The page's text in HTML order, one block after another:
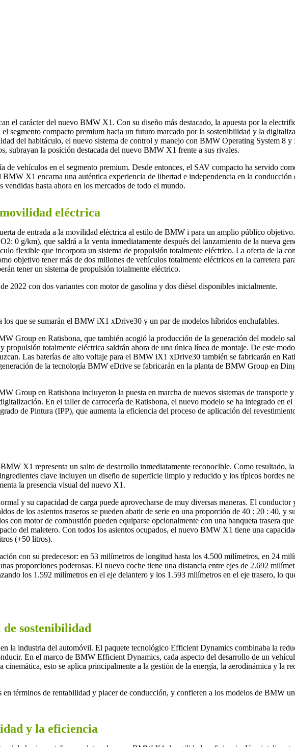
el carácter del nuevo BMW X1. Con su diseño más destacado, la apuesta por la
segmento compacto premium hacia un futuro marcado por la sostenibilidad y la
del habitáculo, el nuevo sistema de control y manejo con BMW Operating System 8
subrayan la posición destacada del nuevo BMW X1 frente a sus rivales.
vehículos en el segmento premium. Desde entonces, el SAV compacto ha servido
X1 encarna una auténtica experiencia de libertad e independencia en la conducción
hasta ahora en los mercados de todo el mundo.
eléctrica
de entrada a la movilidad eléctrica al estilo de BMW i para un amplio público
0 g/km), que saldrá a la venta inmediatamente después del lanzamiento de la nueva
flexible que incorpora un sistema de propulsión totalmente eléctrico. La oferta de la
objetivo tener más de dos millones de vehículos totalmente eléctricos en la carretera
tener un sistema de propulsión totalmente eléctrico.
2022 con dos variantes con motor de gasolina y dos diésel disponibles inicialmente.
los que se sumarán el BMW iX1 xDrive30 y un par de modelos híbridos enchufables.
Group en Ratisbona, que también acogió la producción de la generación del modelo
totalmente eléctrica saldrán ahora de una única línea de montaje. De este
Las baterías de alto voltaje para el BMW iX1 xDrive30 también se fabricarán en
de la tecnología BMW eDrive se fabricarán en la planta de BMW Group en
Group en Ratisbona incluyeron la puesta en marcha de nuevos sistemas de transporte
En el taller de carrocería de Ratisbona, el nuevo modelo se ha integrado en
de Pintura (IPP), que aumenta la eficiencia del proceso de aplicación del
X1 representa un salto de desarrollo inmediatamente reconocible. Como resultado,
clave incluyen un diseño de superficie limpio y reducido y los típicos bordes
la presencia visual del nuevo X1.
y su capacidad de carga puede aprovecharse de muy diversas maneras. El conductor
de los asientos traseros se pueden abatir de serie en una proporción de 40 : 20 : 40, y
con motor de combustión pueden equiparse opcionalmente con una banqueta trasera
del maletero. Con todos los asientos ocupados, el nuevo BMW X1 tiene una
(+50 litros).
con su predecesor: en 53 milímetros de longitud hasta los 4.500 milímetros, en 24
proporciones poderosas. El nuevo coche tiene una distancia entre ejes de 2.692
los 1.592 milímetros en el eje delantero y los 1.593 milímetros en el eje trasero, lo
sostenibilidad
la industria del automóvil. El paquete tecnológico Efficient Dynamics combinaba la
En el marco de BMW Efficient Dynamics, cada aspecto del desarrollo de un
esto se aplica principalmente a la gestión de la energía, la aerodinámica y la
términos de rentabilidad y placer de conducción, y confieren a los modelos de BMW
y la eficiencia